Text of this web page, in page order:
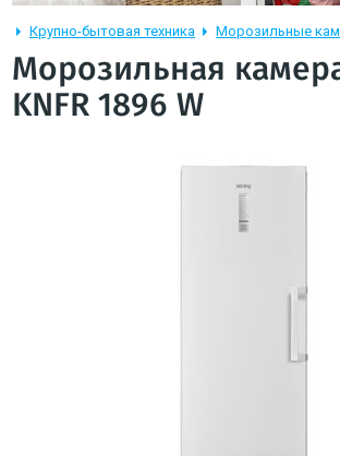
Крупно-бытовая техника Морозильные
Морозильная
KNFR 1896 W